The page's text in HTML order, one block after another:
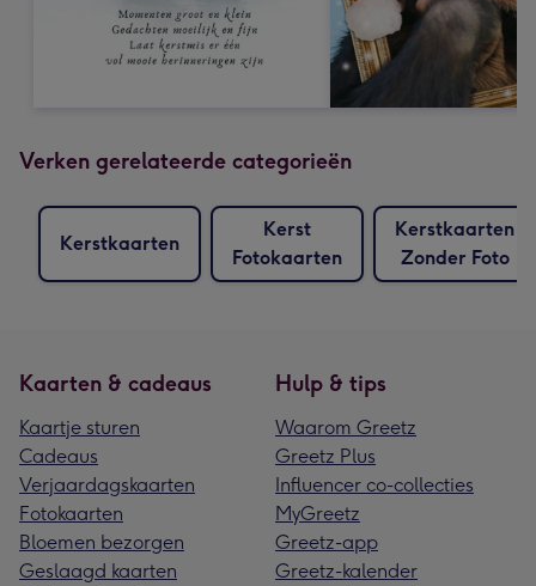
Verken gerelateerde categorieën
Kerstkaarten
Kerst
Fotokaarten
Kerstkaarten
Zonder Foto
Kaarten & cadeaus
Kaartje sturen
Cadeaus
Verjaardagskaarten
Fotokaarten
Bloemen bezorgen
Geslaagd kaarten
Hulp & tips
Waarom Greetz
Greetz Plus
Influencer co-collecties
MyGreetz
Greetz-app
Greetz-kalender